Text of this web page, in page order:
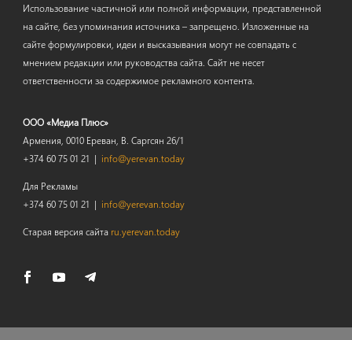
Использование частичной или полной информации, представленной
на сайте, без упоминания источника – запрещено. Изложенные на
сайте формулировки, идеи и высказывания могут не совпадать с
мнением редакции или руководства сайта. Сайт не несет
ответственности за содержимое рекламного контента.
ООО «Медиа Плюс»
Армения, 0010 Ереван, В. Саргсян 26/1
+374 60 75 01 21 | info@yerevan.today
Для Рекламы
+374 60 75 01 21 | info@yerevan.today
Старая версия сайта ru.yerevan.today